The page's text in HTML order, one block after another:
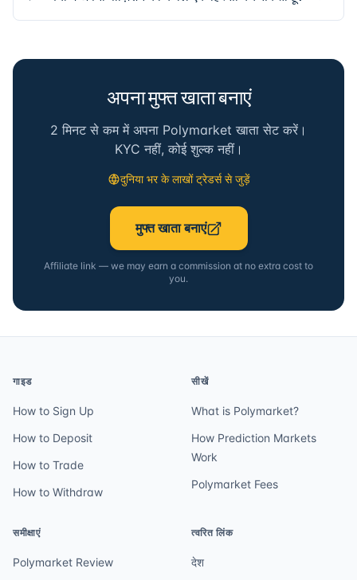
अपना मुफ्त खाता बनाएं
2 मिनट से कम में अपना Polymarket खाता सेट करें।
KYC नहीं, कोई शुल्क नहीं।
दुनिया भर के लाखों ट्रेडर्स से जुड़ें
मुफ्त खाता बनाएं
Affiliate link — we may earn a commission at no extra cost to
you.
गाइड
How to Sign Up
How to Deposit
How to Trade
How to Withdraw
सीखें
What is Polymarket?
How Prediction Markets
Work
Polymarket Fees
समीक्षाएं
Polymarket Review
त्वरित लिंक
देश